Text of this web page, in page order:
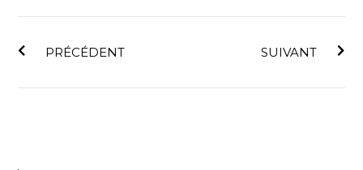
PRÉCÉDENT SUIVANT